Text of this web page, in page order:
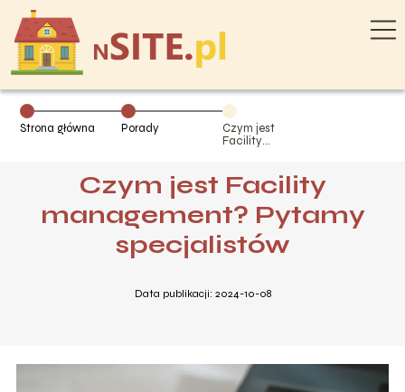
Strona główna Porady
Czym jest
Facility
specjalistów
Czym jest Facility
management? Pytamy
specjalistów
Data publikacji: 2024-10-08